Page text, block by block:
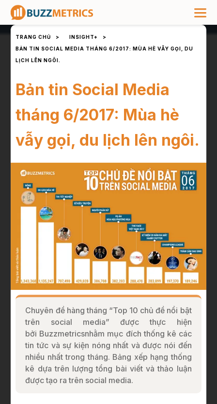
TRANG CHỦ > INSIGHT+
>
BẢN TIN SOCIAL MEDIA THÁNG 6/2017: MÙA HÈ VẪY GỌI, DU
LỊCH LÊN NGÔI.
Bản tin Social Media
tháng 6/2017: Mùa hè
vẫy gọi, du lịch lên ngôi.
Chuyên đề hàng tháng “Top 10 chủ đề nổi bật
trên social media” được thực hiện
bởi Buzzmetricsnhằm mục đích thống kê các
tin tức và sự kiện nóng nhất và được nói đến
nhiều nhất trong tháng. Bảng xếp hạng thống
kê dựa trên lượng tổng bài viết và thảo luận
được tạo ra trên social media.